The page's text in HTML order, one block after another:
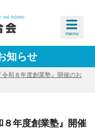
menu
知らせ
和８年度創業塾』開催のお
年度創業塾』開催